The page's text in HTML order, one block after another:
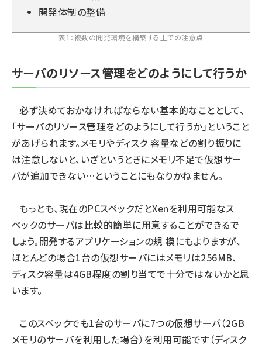
開発体制の整備
表1：複数の開発環境を構築する上での注意点
サーバのリソース管理をどのようにして行うか
必ず決めておかなければならない基本的なこととして、
「サーバのリソース管理をどのようにして行うか」ということ
があげられます。メモリやディスク 容量などの割り振りに
は注意しないと、いざというときにメモリ不足で仮想サー
バが追加できない…ということにもなりかねません。
もっとも、現在のPCスペックだとXenを利用可能なス
ペックのサーバは比較的簡単に用意することができるで
しょう。開発するアプリケーションの規 模にもよりますが、
ほとんどの場合1台の仮想サーバにはメモリは256MB、
ディスク容量は4GB程度の割り当てで十分ではないかと思
います。
このスペックでも1台のサーバに7つの仮想サーバ（2GB
メモリのサーバを利用した場合）を利用可能です（ディスク